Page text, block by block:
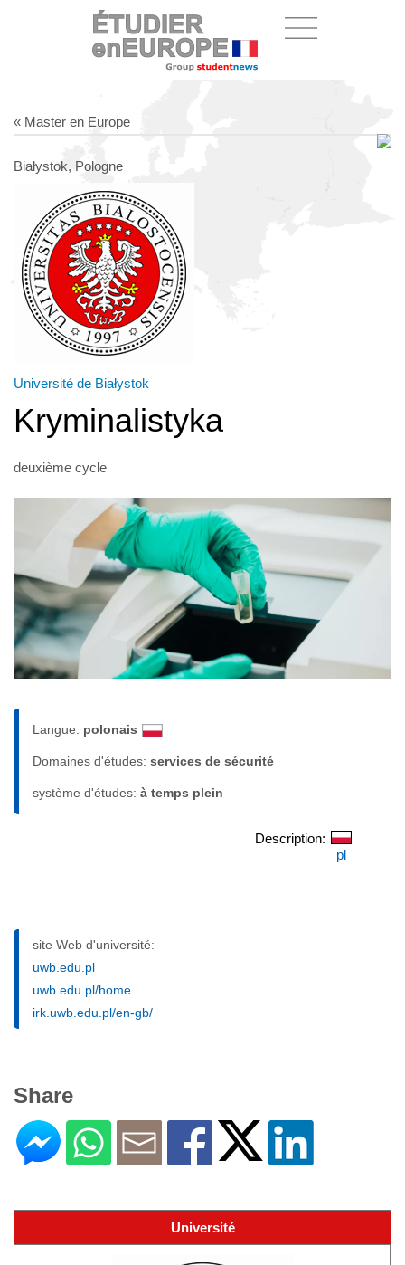
« Master en Europe
Białystok, Pologne
Université de Białystok
Kryminalistyka
deuxième cycle
Langue: polonais
Domaines d'études: services de sécurité
système d'études: à temps plein
Description:
pl
site Web d'université:
uwb.edu.pl
uwb.edu.pl/home
irk.uwb.edu.pl/en-gb/
Share
Université